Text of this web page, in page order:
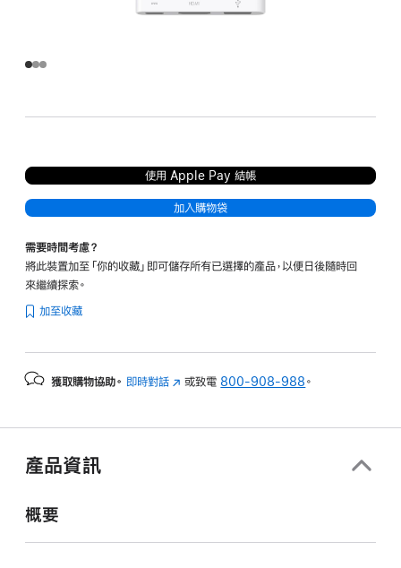
使用 Apple Pay 結帳
加入購物袋
需要時間考慮？
將此裝置加至「你的收藏」即可儲存所有已選擇的產品，以便日後隨時回
來繼續探索。
加至收藏
獲取購物協助。 即時對話 (以 或致電 800-908-988 。
產品資訊
概要